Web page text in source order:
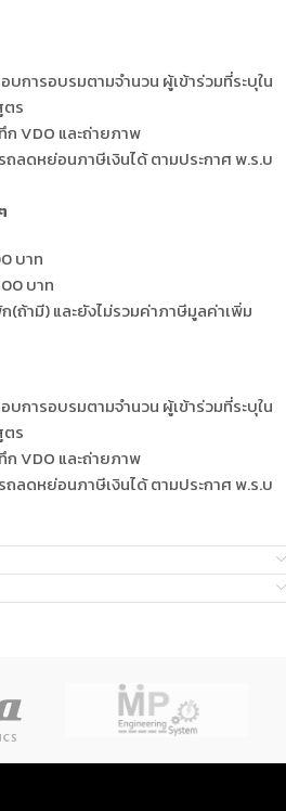
การอบรมตามจำนวน ผู้เข้าร่วมที่ระบุใน
ตร
VDO และถ่ายภาพ
ถลดหย่อนภาษีเงินได้ ตามประกาศ พ.ร.บ
บาท
บาท
(ถ้ามี) และยังไม่รวมค่าภาษีมูลค่าเพิ่ม
การอบรมตามจำนวน ผู้เข้าร่วมที่ระบุใน
ตร
VDO และถ่ายภาพ
ถลดหย่อนภาษีเงินได้ ตามประกาศ พ.ร.บ